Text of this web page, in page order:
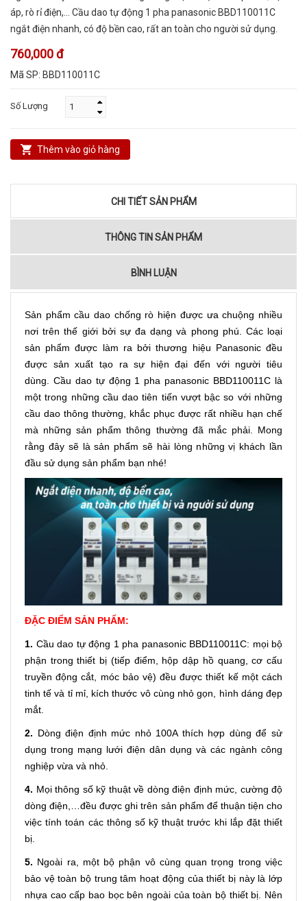
áp, rò rỉ điện,… Cầu dao tự động 1 pha panasonic BBD110011C
ngắt điện nhanh, có độ bền cao, rất an toàn cho người sử dụng.
760,000 đ
Mã SP: BBD110011C
Số Lượng
Thêm vào giỏ hàng
CHI TIẾT SẢN PHẨM
THÔNG TIN SẢN PHẨM
BÌNH LUẬN
Sản phẩm cầu dao chống rò hiện được ưa chuộng nhiều
nơi trên thế giới bởi sự đa dạng và phong phú. Các loại
sản phẩm được làm ra bởi thương hiệu Panasonic đều
được sản xuất tạo ra sự hiện đại đến với người tiêu
dùng. Cầu dao tự động 1 pha panasonic BBD110011C là
một trong những cầu dao tiên tiến vượt bậc so với những
cầu dao thông thường, khắc phục được rất nhiều hạn chế
mà những sản phẩm thông thường đã mắc phải. Mong
rằng đây sẽ là sản phẩm sẽ hài lòng những vị khách lần
đầu sử dụng sản phẩm bạn nhé!
ĐẶC ĐIỂM SẢN PHẨM:
1. Cầu dao tự động 1 pha panasonic BBD110011C: mọi bộ
phận trong thiết bị (tiếp điểm, hộp dập hồ quang, cơ cấu
truyền động cắt, móc bảo vệ) đều được thiết kế một cách
tinh tế và tỉ mỉ, kích thước vô cùng nhỏ gọn, hình dáng đẹp
mắt.
2. Dòng điện định mức nhỏ 100A thích hợp dùng để sử
dụng trong mạng lưới điện dân dụng và các ngành công
nghiệp vừa và nhỏ.
4. Mọi thông số kỹ thuật về dòng điện định mức, cường độ
dòng điện,…đều được ghi trên sản phẩm để thuận tiện cho
việc tính toán các thông số kỹ thuật trước khi lắp đặt thiết
bị.
5. Ngoài ra, một bộ phận vô cùng quan trọng trong việc
bảo vệ toàn bộ trung tâm hoạt động của thiết bị này là lớp
nhựa cao cấp bao bọc bên ngoài của toàn bộ thiết bị. Nên